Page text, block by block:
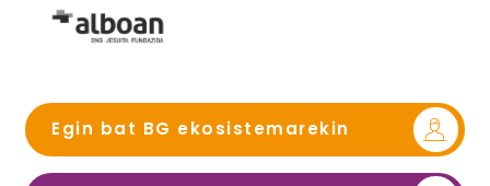
Egin bat BG ekosistemarekin